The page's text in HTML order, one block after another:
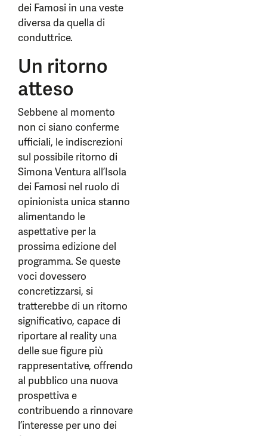
dei Famosi in una veste
diversa da quella di
conduttrice.
Un ritorno
atteso
Sebbene al momento
non ci siano conferme
ufficiali, le indiscrezioni
sul possibile ritorno di
Simona Ventura all’Isola
dei Famosi nel ruolo di
opinionista unica stanno
alimentando le
aspettative per la
prossima edizione del
programma. Se queste
voci dovessero
concretizzarsi, si
tratterebbe di un ritorno
significativo, capace di
riportare al reality una
delle sue figure più
rappresentative, offrendo
al pubblico una nuova
prospettiva e
contribuendo a rinnovare
l’interesse per uno dei